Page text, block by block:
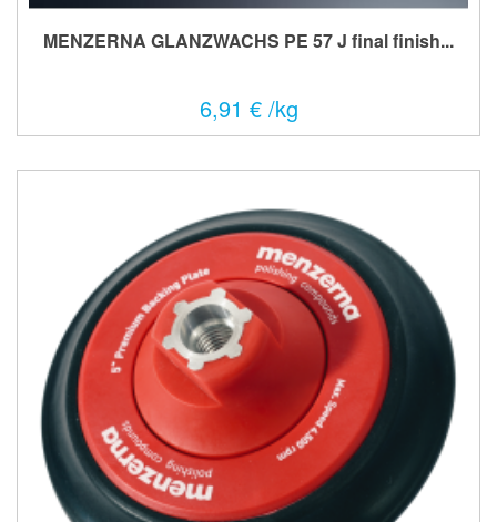
MENZERNA GLANZWACHS PE 57 J final finish...
6,91 € /kg